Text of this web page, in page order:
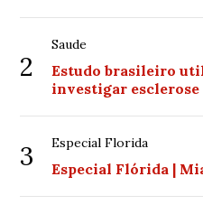
2
Saude
Estudo brasileiro
investigar
3 Especial Florida
Especial Flórida |